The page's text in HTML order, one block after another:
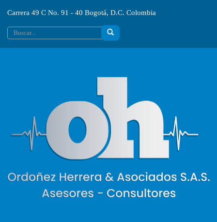
Carrera 49 C No. 91 - 40 Bogotá, D.C. Colombia